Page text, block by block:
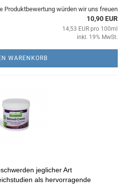
Produktbewertung würden wir uns freuen
10,90 EUR
14,53 EUR pro 100ml
inkl. 19% MwSt.
WARENKORB
jeglicher Art
als hervorragende